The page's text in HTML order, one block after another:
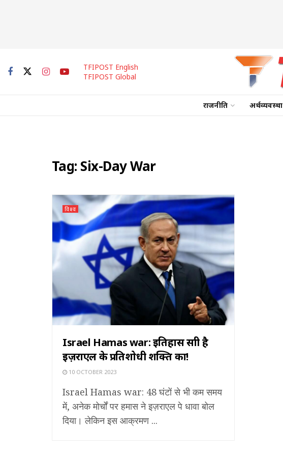
TFIPOST English
TFIPOST Global
राजनीति अर्थव्यवस्था
Tag: Six-Day War
विश्व
Israel Hamas war: इतिहास साक्षी है
इज़राएल के प्रतिशोधी शक्ति का!
10 OCTOBER 2023
Israel Hamas war: 48 घंटों से भी कम समय
में, अनेक मोर्चों पर हमास ने इज़राएल पे धावा बोल
दिया। लेकिन इस आक्रमण ...